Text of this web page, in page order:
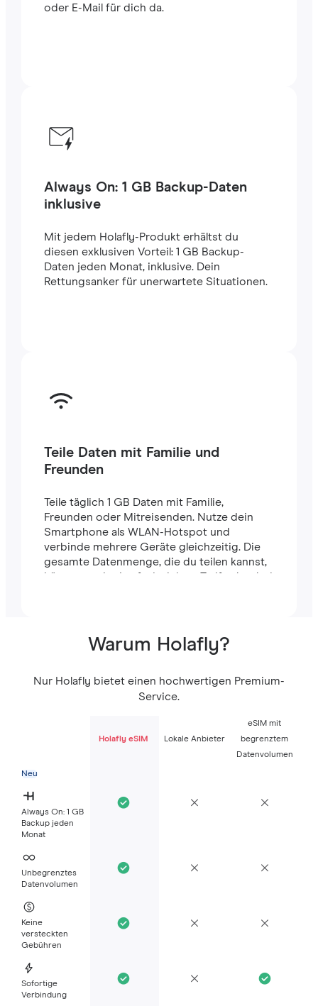
oder E-Mail für dich da.
Always On: 1 GB Backup-Daten
inklusive
Mit jedem Holafly-Produkt erhältst du
diesen exklusiven Vorteil: 1 GB Backup-
Daten jeden Monat, inklusive. Dein
Rettungsanker für unerwartete Situationen.
Teile Daten mit Familie und
Freunden
Teile täglich 1 GB Daten mit Familie,
Freunden oder Mitreisenden. Nutze dein
Smartphone als WLAN-Hotspot und
verbinde mehrere Geräte gleichzeitig. Die
gesamte Datenmenge, die du teilen kannst,
hängt von der Laufzeit deines Tarifs ab – bei
Warum Holafly?
Nur Holafly bietet einen hochwertigen Premium-
Service.
Holafly eSIM Lokale Anbieter
eSIM mit
begrenztem
Datenvolumen
Neu
Always On: 1 GB
Backup jeden
Monat
Unbegrenztes
Datenvolumen
Keine
versteckten
Gebühren
Sofortige
Verbindung